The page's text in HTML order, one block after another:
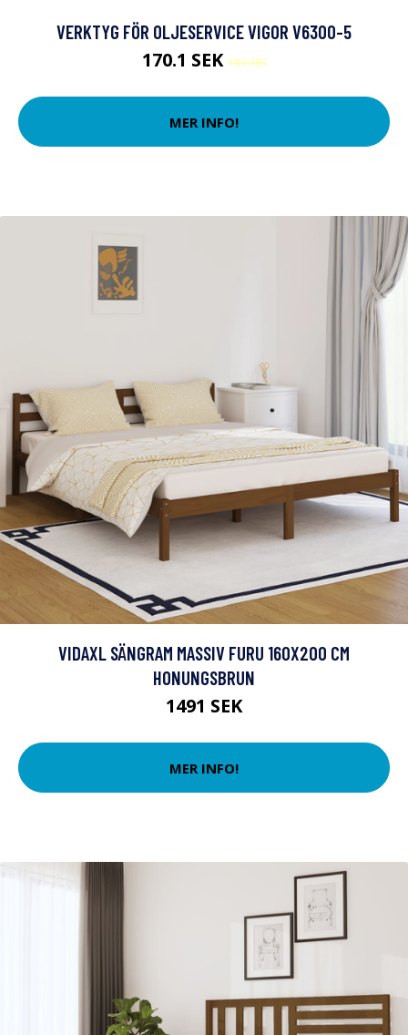
VERKTYG FÖR OLJESERVICE VIGOR V6300-5
170.1 SEK189 SEK
MER INFO!
VIDAXL SÄNGRAM MASSIV FURU 160X200 CM
HONUNGSBRUN
1491 SEK
MER INFO!